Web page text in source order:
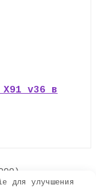
X91 v36 в
для улучшения